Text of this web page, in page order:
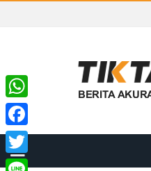
WhatsApp
Facebook
Twitter